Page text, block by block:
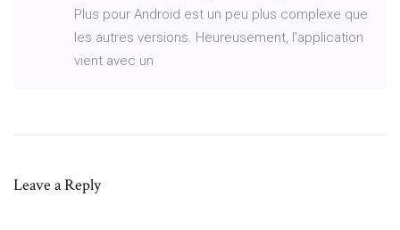
Plus pour Android est un peu plus complexe que
les autres versions. Heureusement, l'application
vient avec un
Leave a Reply